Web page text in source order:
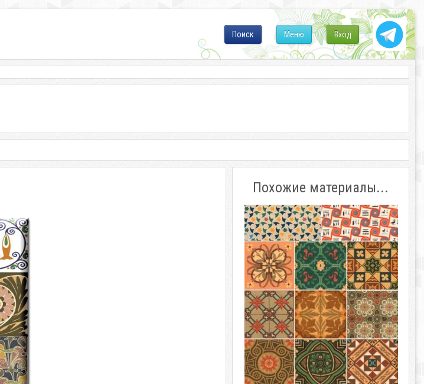
Вход
Меню
Поиск
Похожие материалы...